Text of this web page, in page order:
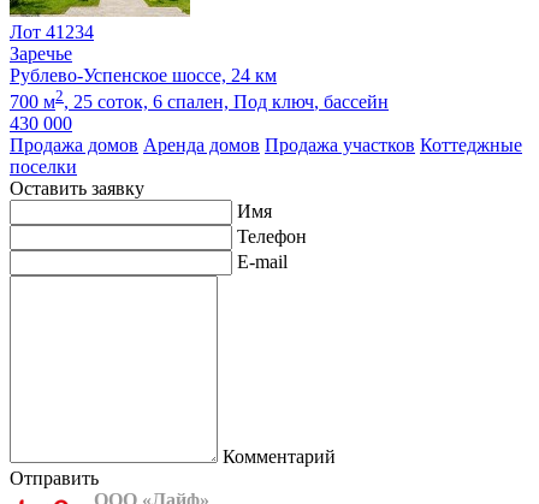
Лот 41234
Заречье
Рублево-Успенское шоссе, 24 км
700 м2, 25 соток, 6 спален, Под ключ, бассейн
430 000
Продажа домов Аренда домов Продажа участков Коттеджные
поселки
Оставить заявку
Имя
Телефон
E-mail
Комментарий
Отправить